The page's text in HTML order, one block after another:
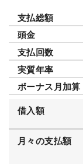
支払総額
頭金
支払回数
実質年率
ボーナス月加算
借入額
月々の支払額